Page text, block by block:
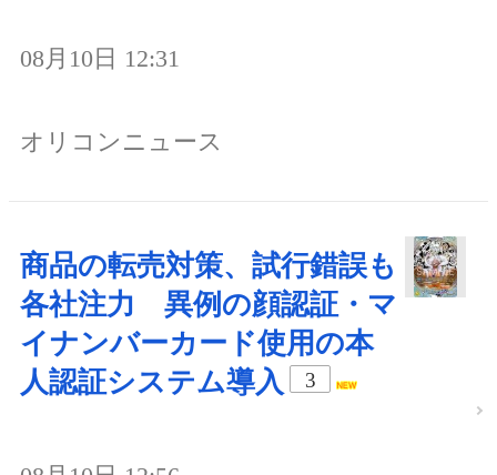
08月10日 12:31
オリコンニュース
商品の転売対策、試行錯誤も
各社注力 異例の顔認証・マ
イナンバーカード使用の本
人認証システム導入
3